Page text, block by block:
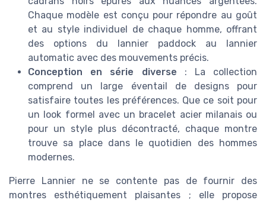
Chaque modèle est conçu pour répondre au goût
et au style individuel de chaque homme, offrant
des options du lannier paddock au lannier
automatic avec des mouvements précis.
Conception en série diverse : La collection
comprend un large éventail de designs pour
satisfaire toutes les préférences. Que ce soit pour
un look formel avec un bracelet acier milanais ou
pour un style plus décontracté, chaque montre
trouve sa place dans le quotidien des hommes
modernes.
Pierre Lannier ne se contente pas de fournir des
montres esthétiquement plaisantes ; elle propose